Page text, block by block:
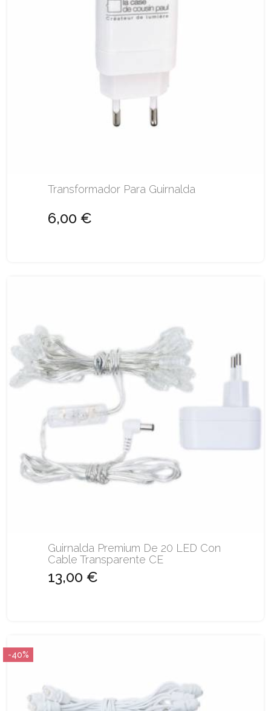
Transformador Para Guirnalda
6,00 €
Guirnalda Premium De 20 LED Con
Cable Transparente CE
13,00 €
-40%